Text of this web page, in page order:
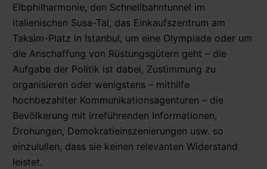
Elbphilharmonie, den Schnellbahntunnel im
italienischen Susa-Tal, das Einkaufszentrum am
Taksim-Platz in Istanbul, um eine Olympiade oder um
die Anschaffung von Rüstungsgütern geht – die
Aufgabe der Politik ist dabei, Zustimmung zu
organisieren oder wenigstens – mithilfe
hochbezahlter Kommunikationsagenturen – die
Bevölkerung mit irreführenden Informationen,
Drohungen, Demokratieinszenierungen usw. so
einzulullen, dass sie keinen relevanten Widerstand
leistet.